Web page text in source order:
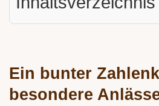
Ein bunter
besondere